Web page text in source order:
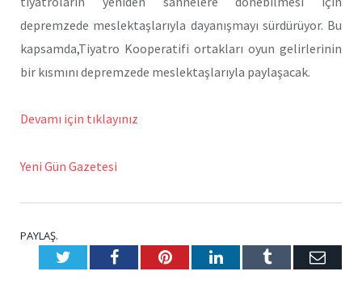
depremzede meslektaşlarıyla dayanışmayı sürdürüyor. Bu
kapsamda,Tiyatro Kooperatifi ortakları oyun gelirlerinin
bir kısmını depremzede meslektaşlarıyla paylaşacak.
Devamı için tıklayınız
Yeni Gün Gazetesi
PAYLAŞ.
TwitterFacebookPinterestLinkedInTumblr E-